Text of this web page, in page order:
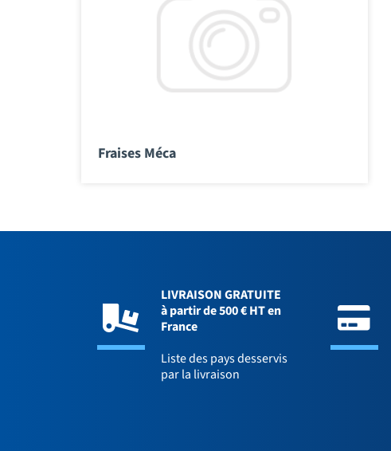
Fraises Méca
LIVRAISON GRATUITE
à partir de 500 € HT en
France
Liste des pays desservis
par la livraison